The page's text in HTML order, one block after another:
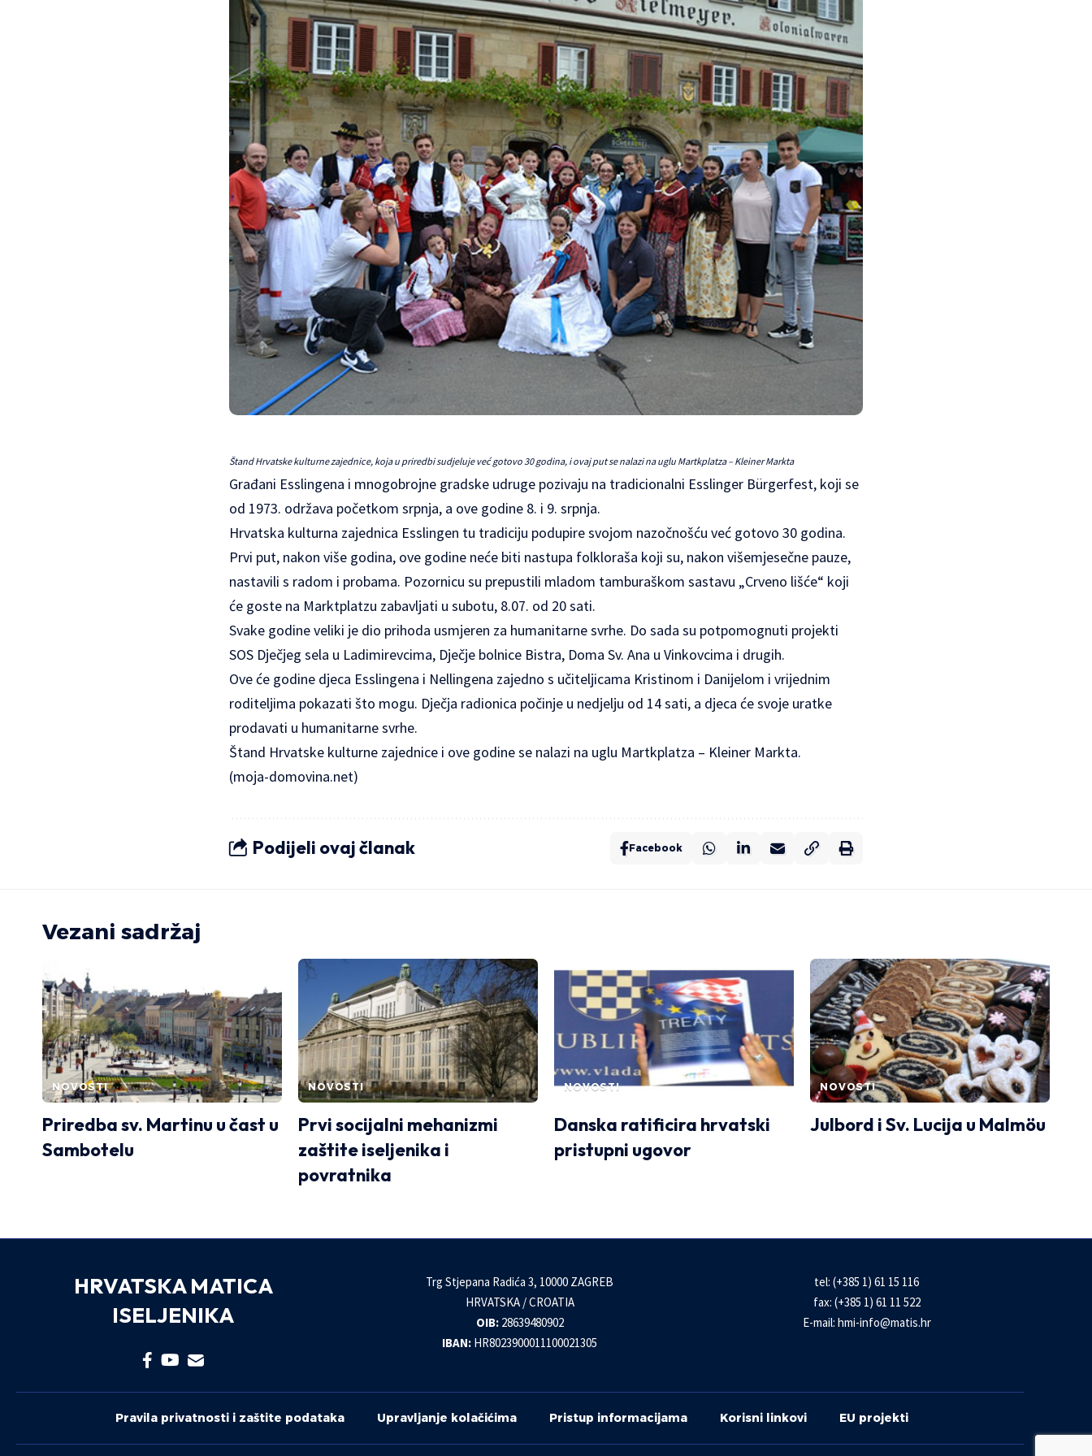
Štand Hrvatske kulturne zajednice, koja u priredbi sudjeluje već gotovo 30 godina, i ovaj put se nalazi na uglu Martkplatza – Kleiner Markta
Građani Esslingena i mnogobrojne gradske udruge pozivaju na tradicionalni Esslinger Bürgerfest, koji se
od 1973. održava početkom srpnja, a ove godine 8. i 9. srpnja.
Hrvatska kulturna zajednica Esslingen tu tradiciju podupire svojom nazočnošću već gotovo 30 godina.
Prvi put, nakon više godina, ove godine neće biti nastupa folkloraša koji su, nakon višemjesečne pauze,
nastavili s radom i probama. Pozornicu su prepustili mladom tamburaškom sastavu „Crveno lišće“ koji
će goste na Marktplatzu zabavljati u subotu, 8.07. od 20 sati.
Svake godine veliki je dio prihoda usmjeren za humanitarne svrhe. Do sada su potpomognuti projekti
SOS Dječjeg sela u Ladimirevcima, Dječje bolnice Bistra, Doma Sv. Ana u Vinkovcima i drugih.
Ove će godine djeca Esslingena i Nellingena zajedno s učiteljicama Kristinom i Danijelom i vrijednim
roditeljima pokazati što mogu. Dječja radionica počinje u nedjelju od 14 sati, a djeca će svoje uratke
prodavati u humanitarne svrhe.
Štand Hrvatske kulturne zajednice i ove godine se nalazi na uglu Martkplatza – Kleiner Markta.
(moja-domovina.net)
Podijeli ovaj članak Facebook
Vezani sadržaj
NOVOSTI
Priredba sv. Martinu u čast u
Sambotelu
NOVOSTI
Prvi socijalni mehanizmi
zaštite iseljenika i
povratnika
NOVOSTI
Danska ratificira hrvatski
pristupni ugovor
NOVOSTI
Julbord i Sv. Lucija u Malmöu
HRVATSKA MATICA
ISELJENIKA
Trg Stjepana Radića 3, 10000 ZAGREB
HRVATSKA / CROATIA
OIB:28639480902
IBAN: HR8023900011100021305
tel: (+385 1) 61 15 116
fax: (+385 1) 61 11 522
E-mail: hmi-info@matis.hr
Pravila privatnosti i zaštite podataka Upravljanje kolačićima Pristup informacijama Korisni linkovi EU projekti